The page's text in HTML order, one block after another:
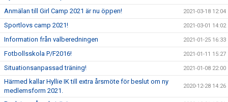
Anmälan till Girl Camp 2021 är nu öppen! 2021-03-18 12:04
Sportlovs camp 2021! 2021-03-01 14:02
Information från valberedningen 2021-01-25 16:33
Fotbollsskola P/F2016! 2021-01-11 15:27
Situationsanpassad träning! 2021-01-08 22:00
Härmed kallar Hyllie IK till extra årsmöte för beslut om ny
medlemsform 2021.
2020-12-28 14:26